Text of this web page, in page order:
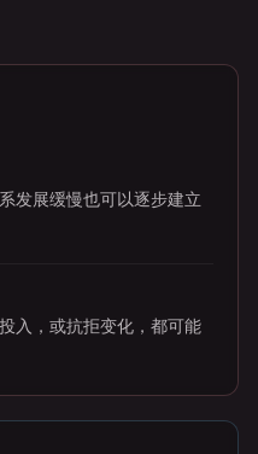
发展缓慢也可以逐步建立
入，或抗拒变化，都可能